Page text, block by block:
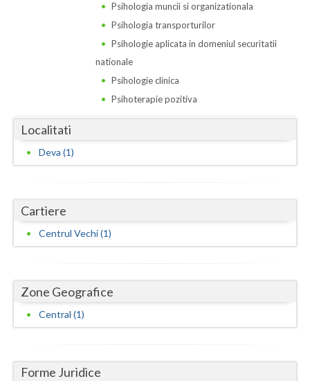
Giurgiu
Gorj
Hunedoara
Ialomita
Ilfov
Maramures
Mures
Psihologia muncii si organizationala
Psihologia transporturilor
Psihologie aplicata in domeniul securitatii
nationale
Psihologie clinica
Psihoterapie pozitiva
Localitati
Deva (1)
Cartiere
Centrul Vechi (1)
Zone Geografice
Central (1)
Forme Juridice